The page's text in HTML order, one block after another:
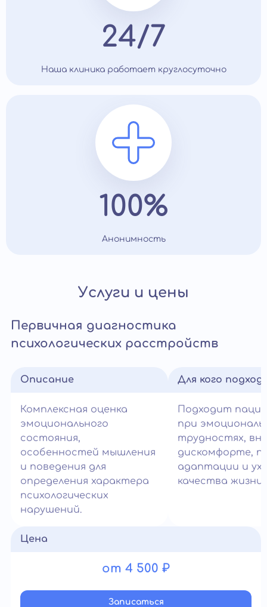
24/7
Наша клиника работает круглосуточно
100%
Анонимность
Услуги и цены
Первичная диагностика
психологических расстройств
Описание
Комплексная оценка
эмоционального
состояния,
особенностей мышления
и поведения для
определения характера
психологических
нарушений.
Для кого
Подходит
при
трудностях,
дискомфорте,
адаптации и
качества жизни.
Цена
от 4 500 ₽
Записатьcя